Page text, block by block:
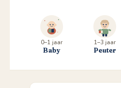
0–1 jaar
Baby
1–3 jaar
Peuter